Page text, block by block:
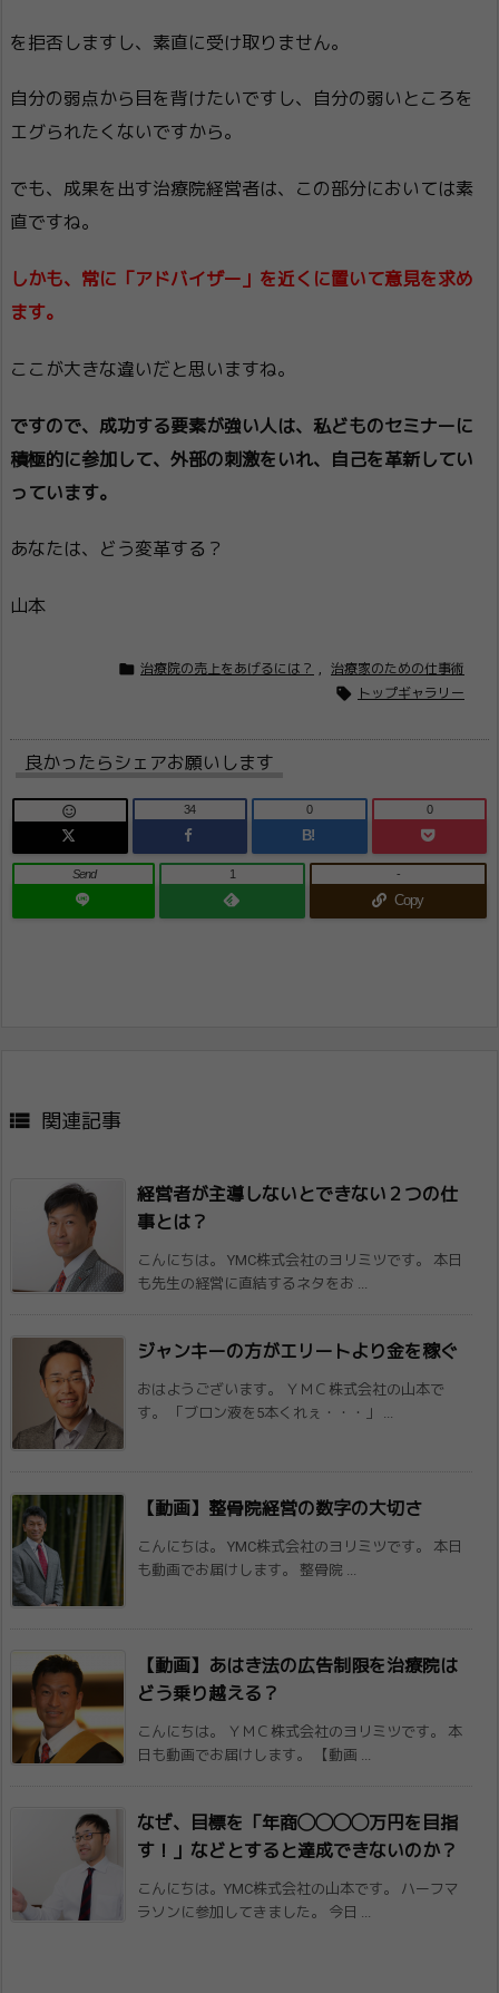
を拒否しますし、素直に受け取りません。
自分の弱点から目を背けたいですし、自分の弱いところを
エグられたくないですから。
でも、成果を出す治療院経営者は、この部分においては素
直ですね。
しかも、常に「アドバイザー」を近くに置いて意見を求め
ます。
ここが大きな違いだと思いますね。
ですので、成功する要素が強い人は、私どものセミナーに
積極的に参加して、外部の刺激をいれ、自己を革新してい
っています。
あなたは、どう変革する？
山本
 治療院の売上をあげるには？ , 治療家のための仕事術
 トップギャラリー
良かったらシェアお願いします
 34
B!
0 0
Send 1
Copy
-
 関連記事
経営者が主導しないとできない２つの仕
事と​は？
こんにちは。 YMC株式会社のヨリミツです。 本日
も先生の経営に直結するネタをお ...
ジャンキーの方がエリートより金を稼ぐ
おはようございます。 ＹＭＣ株式会社の山本で
す。 「ブロン液を5本くれぇ・・・」 ...
【動画】整骨院経営の数字の大切さ
こんにちは。 YMC株式会社のヨリミツです。 本日
も動画でお届けします。 整骨院 ...
【動画】あはき法の広告制限を治療院は
どう​乗り越える？
こんにちは。 ＹＭＣ株式会社のヨリミツです。 本
日も動画でお届けします。 【動画 ...
なぜ、目標を「年商◯◯◯◯万円を目指
す！​」などとすると達成できないのか？
こんにちは。YMC株式会社の山本です。 ハーフマ
ラソンに参加してきました。 今日 ...